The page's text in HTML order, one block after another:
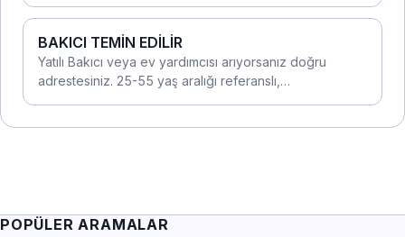
BAKICI TEMİN EDİLİR
Yatılı Bakıcı veya ev yardımcısı arıyorsanız doğru
adrestesiniz. 25-55 yaş aralığı referanslı,…
POPÜLER ARAMALAR